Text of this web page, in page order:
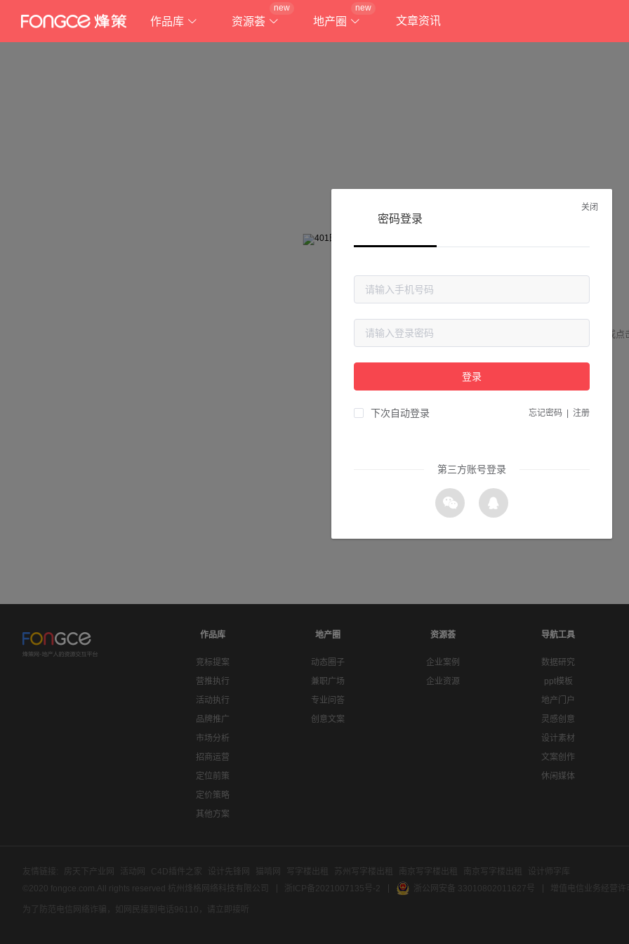
作品库 资源荟
new
地产圈
new
文章资讯
抱歉!
请检查您输入的网址是否正确，或点
作品库
竞标提案
营推执行
活动执行
品牌推广
市场分析
招商运营
定位前策
定价策略
其他方案
地产圈
动态圈子
兼职广场
专业问答
创意文案
资源荟
企业案例
企业资源
导航工具
数据研究
ppt模板
地产门户
灵感创意
设计素材
文案创作
休闲媒体
友情链接: 房天下产业网 活动网 C4D插件之家 设计先锋网 猫啃网 写字楼出租 苏州写字楼出租 南京写字楼出租 南京写字楼出租
设计师字库
©2020 fongce.com.All rights reserved 杭州烽格网络科技有限公司
浙ICP备2021007135号-2 浙公网安备 33010802011627号 增值电信业务经营
为了防范电信网络诈骗，如网民接到电话96110，请立即接听
关闭
密码登录
登录
下次自动登录 忘记密码 注册
第三方账号登录